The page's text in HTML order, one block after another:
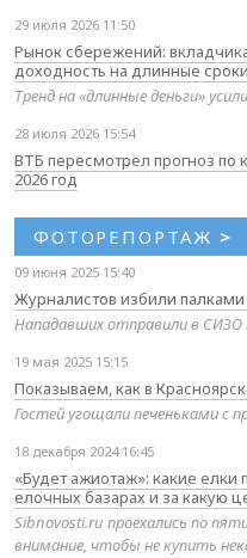
29 июля 2026 11:50
Рынок сбережений:
доходность на длинные сроки
Тренд на «длинные деньги»
28 июля 2026 15:54
ВТБ пересмотрел прогноз по
2026 год
ФОТОРЕПОРТАЖ >
09 июня 2025 15:40
Журналистов избили
Нападавших отправили в СИЗО
19 мая 2025 15:15
Показываем, как в
Гостей угощали печеньками с
18 декабря 2024 16:45
«Будет ажиотаж»: какие
елочных базарах и за какую
Sibnovosti.ru проехались по
внимание, чтобы не купить